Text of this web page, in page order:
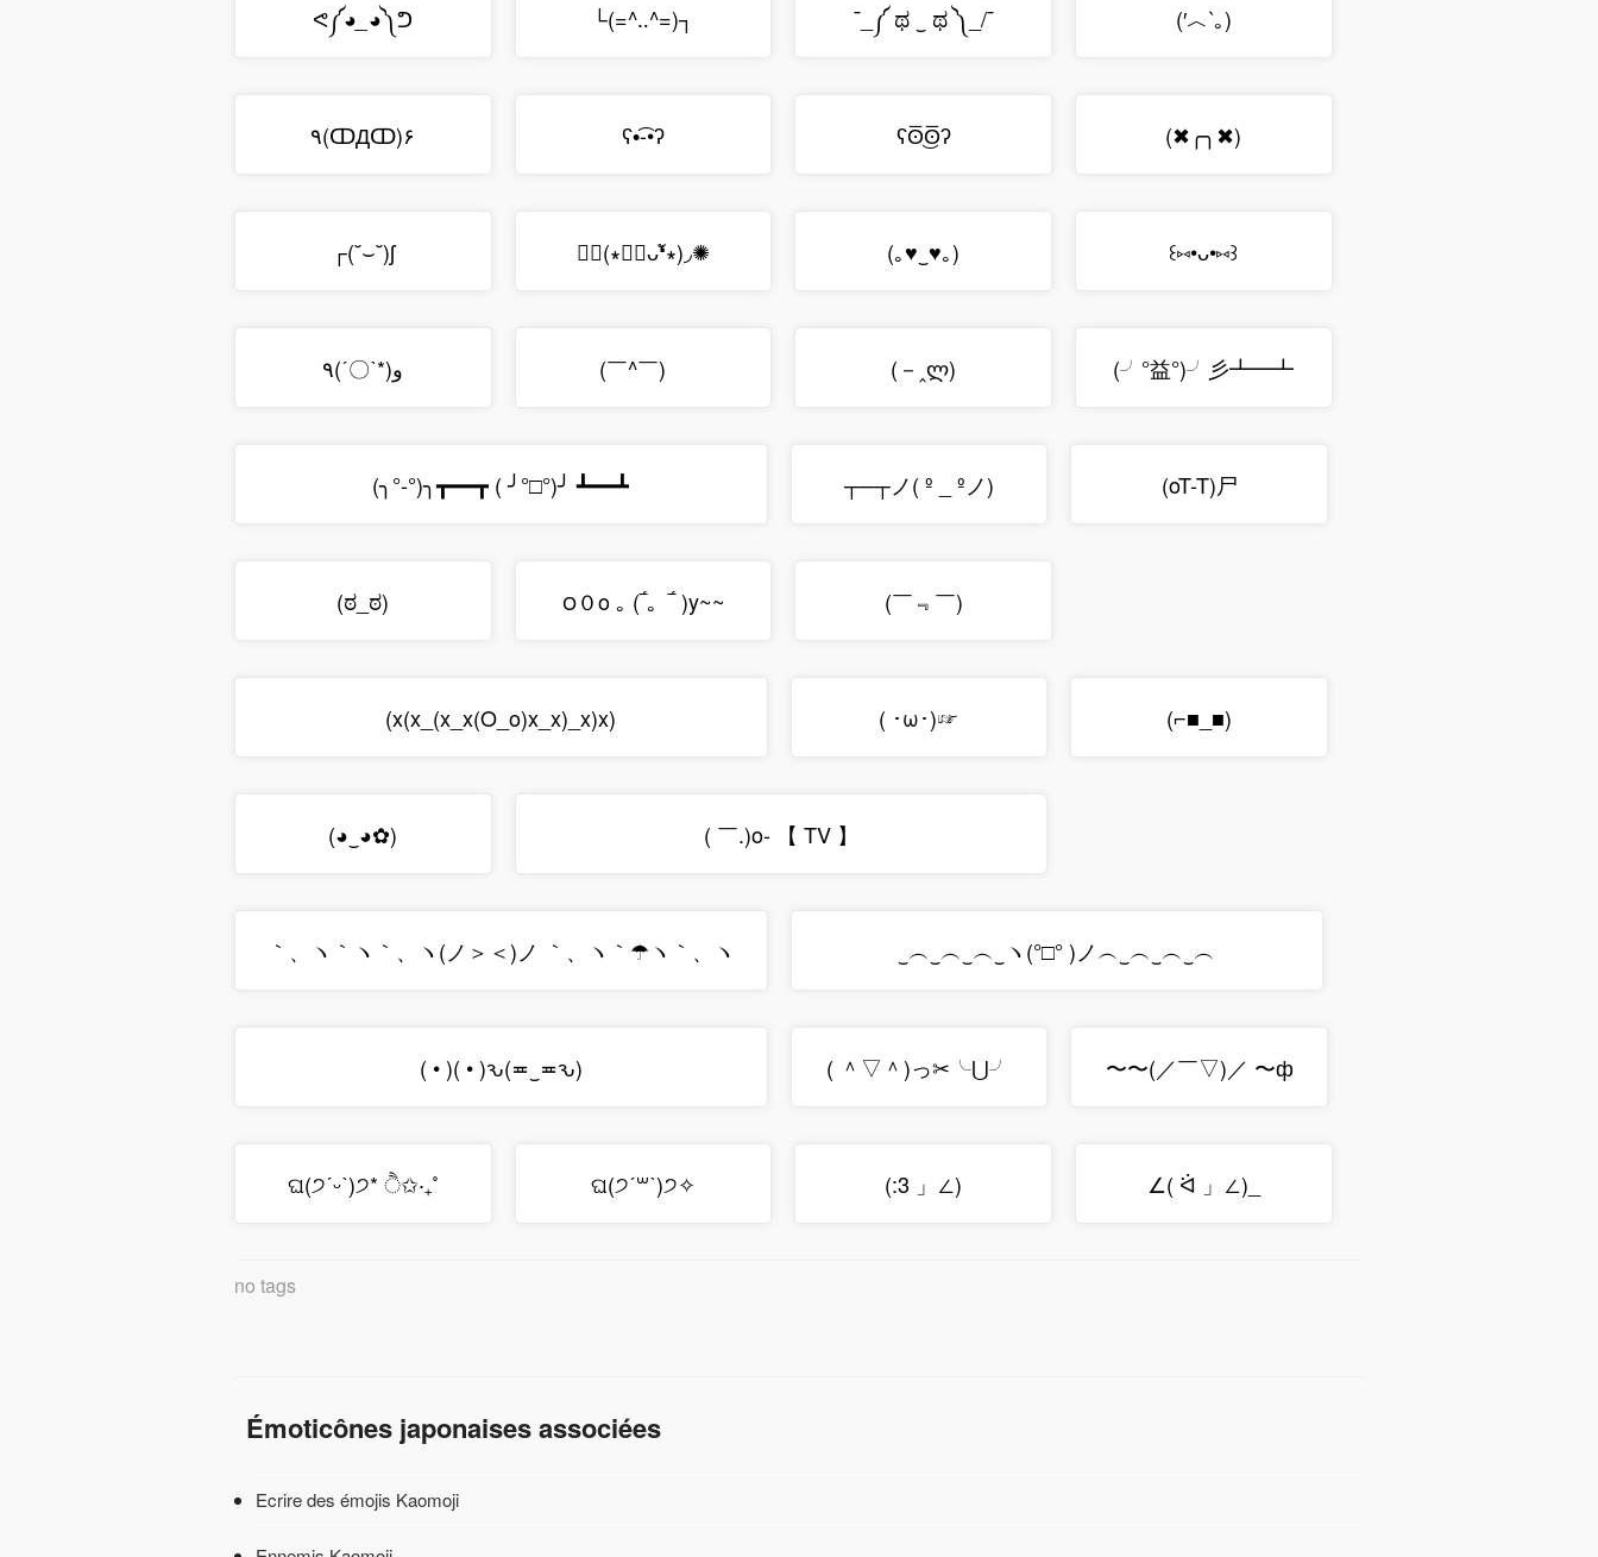
ᕙ༼◕_◕༽ᕤ └(=^‥^=)┐ ¯_༼ ಥ ‿ ಥ ༽_/¯ (′︿‵｡)
٩(ↀДↀ)۶ ʕ•͡-•ʔ ʕʘ̅͜ʘ̅ʔ (✖╭╮✖)
┌(˘⌣˘)ʃ ✺◟(∗❛ัᴗ❛ั∗)◞✺ (｡♥‿♥｡) ꒰⑅•ᴗ•⑅꒱
٩(ˊ〇ˋ*)و (￣^￣)ゞ (－‸ლ) (╯°益°)╯彡┻━┻
(╮°-°)╮┳━━┳ ( ╯°□°)╯ ┻━━┻ ┬─┬ノ( º _ ºノ) (oT-T)尸
(ಠ_ಠ) ౦０o ｡ (‾́。‾́ )y~~ (￣﹃￣)
(x(x_(x_x(O_o)x_x)_x)x) ( ･ω･)☞ (⌐■_■)
(◕‿◕✿) ( ￣.)o- 【 TV 】
｀、ヽ｀ヽ｀、ヽ(ノ＞＜)ノ ｀、ヽ｀☂ヽ｀、ヽ ‿︵‿︵‿︵‿ヽ(°□° )ノ︵‿︵‿︵‿︵
( • )( • )ԅ(≖‿≖ԅ) ( ＾▽＾)っ✂╰⋃╯ 〜〜(／￣▽)／ 〜ф
ଘ(੭ˊᵕˋ)੭* ੈ✩‧₊˚ ଘ(੭ˊ꒳​ˋ)੭✧ (:3 」∠) ∠( ᐛ 」∠)_
no tags
Émoticônes japonaises associées
Ecrire des émojis Kaomoji